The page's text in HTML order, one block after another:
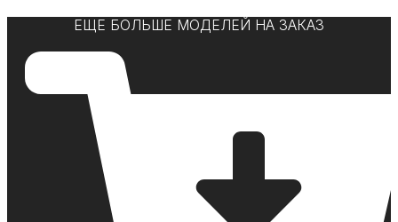
ЕЩЕ БОЛЬШЕ МОДЕЛЕЙ НА ЗАКАЗ